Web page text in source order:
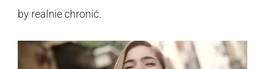
by realnie chronić.